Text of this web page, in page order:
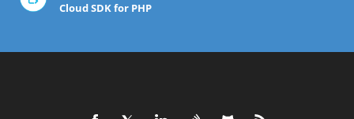
Cloud SDK for PHP